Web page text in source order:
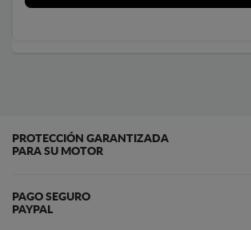
PROTECCIÓN GARANTIZADA
PARA SU MOTOR
PAGO SEGURO
PAYPAL